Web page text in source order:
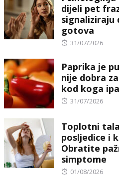
dijeli pet
signaliziraju
gotova
Posted
31/07/2026
Paprika je
nije dobra
kod koga
Posted
31/07/2026
Toplotni
posljedice i
Obratite
simptome
Posted
01/08/2026